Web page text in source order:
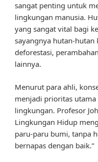
sangat penting untuk
lingkungan manusia.
yang sangat vital bagi
sayangnya hutan-hutan
deforestasi,
lainnya.
Menurut para ahli,
menjadi prioritas
lingkungan. Profesor
Lingkungan Hidup
paru-paru bumi, tanpa
bernapas dengan baik.”